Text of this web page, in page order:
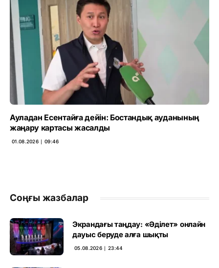
Ауладан Есентайға дейін: Бостандық ауданының
жаңару картасы жасалды
01.08.2026 ∣ 09:46
Соңғы жазбалар
Экрандағы таңдау: «Әділет» онлайн
дауыс беруде алға шықты
05.08.2026 ∣ 23:44